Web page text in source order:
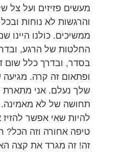
מעשים פזיזים ועל צל
והרגשות לא נוחות
ממשיכים. כולנו היינו
החלטות של הרגע,
בסדר, ובדרך כלל שום
ופתאום זה קרה. מגיעה
שלך נעלם. אני מתארת
תחושה של לא מאמינה.
להיות שאי אפשר להזיז
טיפה אחורה וזה הכל?
זה! זה מגרד את קצה